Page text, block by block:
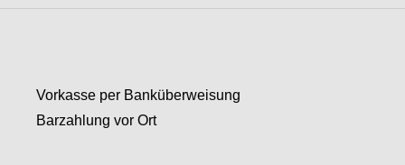
Vorkasse per Banküberweisung
Barzahlung vor Ort